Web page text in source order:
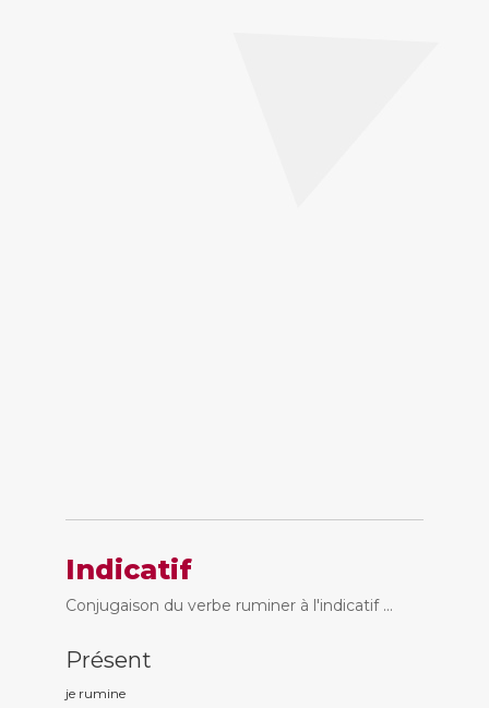
Indicatif
Conjugaison du verbe ruminer à l'indicatif ...
Présent
je rumine